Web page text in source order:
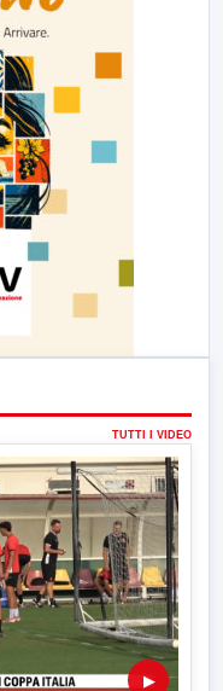
TUTTI I VIDEO
▶